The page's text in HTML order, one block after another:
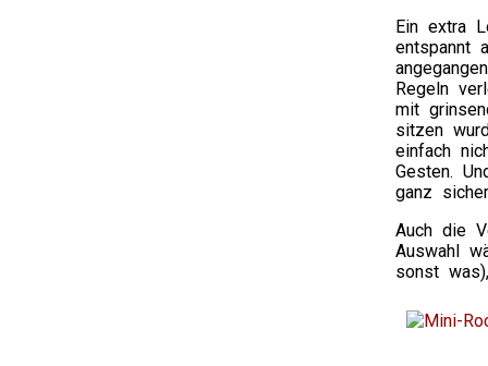
Ein extra
entspannt
Regeln
mit
sitzen
einfach
Gesten.
ganz
Auch die
Auswahl
sonst